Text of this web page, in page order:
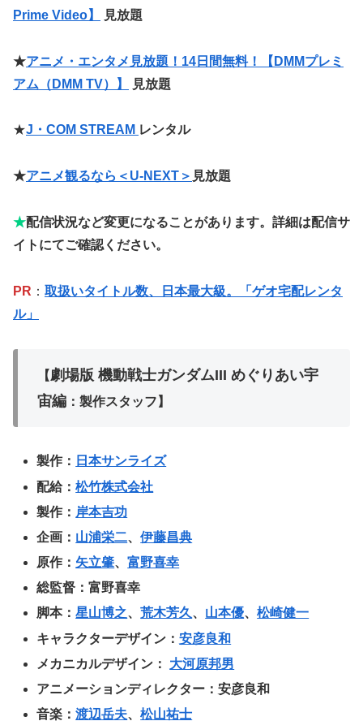
Prime Video】
見放題
★アニメ・エンタメ見放題！14日間無料！【DMMプレミ
アム（DMM TV）】
見放題
★J・COM STREAM レンタル
★アニメ観るなら＜U-NEXT＞ 見放題
★配信状況など変更になることがあります。詳細は配信サ
イトにてご確認ください。
PR ： 取扱いタイトル数、日本最大級。「ゲオ宅配レンタ
ル」
【劇場版 機動戦士ガンダムIII めぐりあい宇
宙編 ：製作スタッフ】
製作： 日本サンライズ
配給：松竹株式会社
製作： 岸本吉功
企画： 山浦栄二、伊藤昌典
原作： 矢立肇、富野喜幸
総監督：富野喜幸
脚本：星山博之、荒木芳久、 山本優、松崎健一
キャラクターデザイン：安彦良和
メカニカルデザイン： 大河原邦男
アニメーションディレクター：安彦良和
音楽：渡辺岳夫、松山祐士